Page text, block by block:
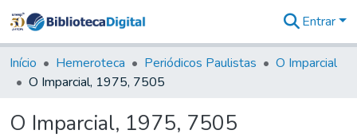
&
Coleções
Tudo na
Digital
Entrar
Início Hemeroteca Periódicos Paulistas
O Imparcial
O Imparcial, 1975, 7505
O Imparcial, 1975, 7505